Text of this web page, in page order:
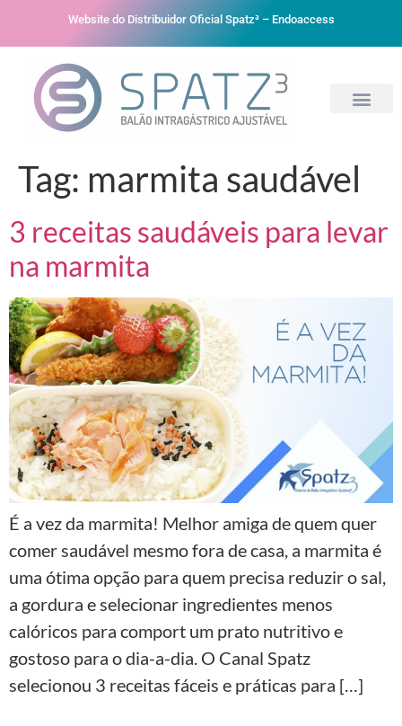
Website do Distribuidor Oficial Spatz³ – Endoaccess
Tag: marmita saudável
3 receitas saudáveis para levar
na marmita
É a vez da marmita! Melhor amiga de quem quer
comer saudável mesmo fora de casa, a marmita é
uma ótima opção para quem precisa reduzir o sal,
a gordura e selecionar ingredientes menos
calóricos para comport um prato nutritivo e
gostoso para o dia-a-dia. O Canal Spatz
selecionou 3 receitas fáceis e práticas para […]